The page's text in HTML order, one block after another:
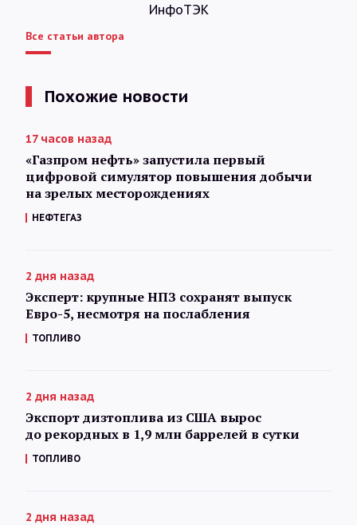
ИнфоТЭК
Все статьи автора
Похожие новости
17 часов назад
«Газпром нефть» запустила первый
цифровой симулятор повышения добычи
на зрелых месторождениях
НЕФТЕГАЗ
2 дня назад
Эксперт: крупные НПЗ сохранят выпуск
Евро-5, несмотря на послабления
ТОПЛИВО
2 дня назад
Экспорт дизтоплива из США вырос
до рекордных в 1,9 млн баррелей в сутки
ТОПЛИВО
2 дня назад